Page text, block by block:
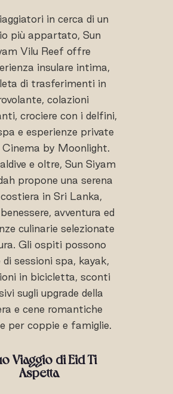
in cerca di un
più appartato, Sun
Vilu Reef offre
insulare intima,
di trasferimenti in
colazioni
crociere con i delfini,
e esperienze private
by Moonlight.
e oltre, Sun Siyam
propone una serena
in Sri Lanka,
avventura ed
culinarie selezionate
Gli ospiti possono
di sessioni spa, kayak,
in bicicletta, sconti
sugli upgrade della
e cene romantiche
per coppie e famiglie.
Viaggio di Eid Ti
Aspetta